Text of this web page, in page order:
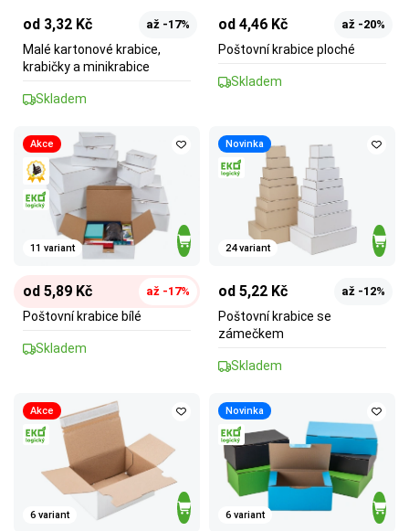
od 3,32 Kč až -17%
Malé kartonové krabice,
krabičky a minikrabice
Skladem
od 4,46 Kč až -20%
Poštovní krabice ploché
Skladem
Akce
11 variant
od 5,89 Kč až -17%
Poštovní krabice bílé
Skladem
Novinka
24 variant
od 5,22 Kč až -12%
Poštovní krabice se
zámečkem
Skladem
Akce
6 variant
Novinka
6 variant